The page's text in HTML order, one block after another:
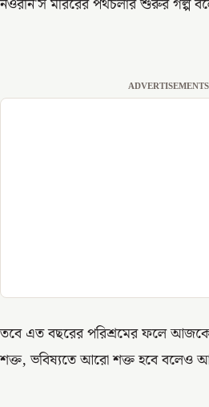
ADVERTISEMENTS
তবে এত বছরের পরিশ্রমের ফলে আজকের
শক্ত, ভবিষ্যতে আরো শক্ত হবে বলেও